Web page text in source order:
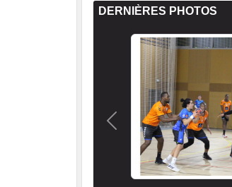
DERNIÈRES PHOTOS
Précedent